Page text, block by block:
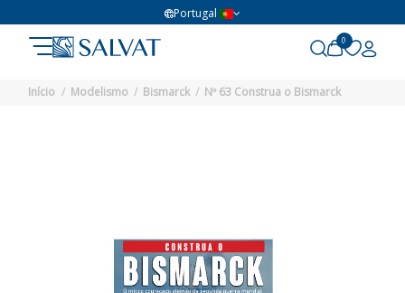
Portugal
0
Início Modelismo Bismarck Nº 63 Construa o Bismarck